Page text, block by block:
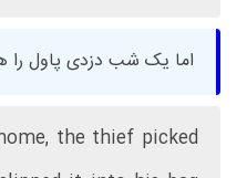
اما یک شب دزدی پاول را
the thief picked